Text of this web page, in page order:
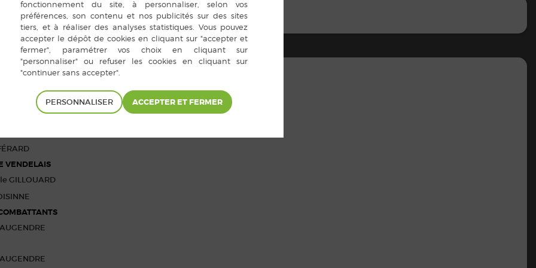
DANS LES ASSOCIATIONS LOCALES
DES BÉNÉVOLES DE LA MÉDIATHÈQUE
VENDELAIS
GILLOUARD
PERSONNALISER